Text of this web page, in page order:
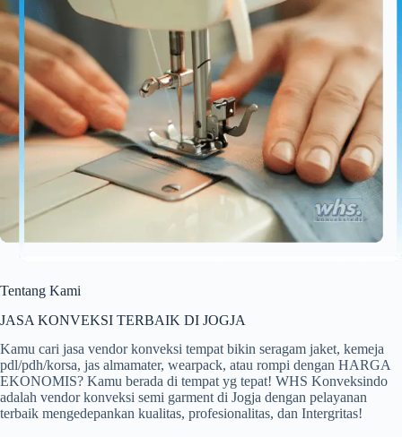
Tentang Kami
JASA KONVEKSI TERBAIK DI JOGJA
Kamu cari jasa vendor konveksi tempat bikin seragam jaket, kemeja
pdl/pdh/korsa, jas almamater, wearpack, atau rompi dengan HARGA
EKONOMIS? Kamu berada di tempat yg tepat! WHS Konveksindo
adalah vendor konveksi semi garment di Jogja dengan pelayanan
terbaik mengedepankan kualitas, profesionalitas, dan Intergritas!